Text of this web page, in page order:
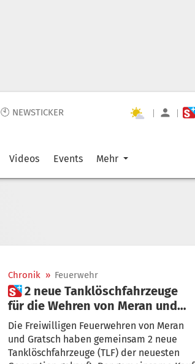
🕙 NEWSTICKER | |
Videos Events Mehr
Chronik » Feuerwehr
 2 neue Tanklöschfahrzeuge
für die Wehren von Meran und
Gratsch
Die Freiwilligen Feuerwehren von Meran
und Gratsch haben gemeinsam 2 neue
Tanklöschfahrzeuge (TLF) der neuesten